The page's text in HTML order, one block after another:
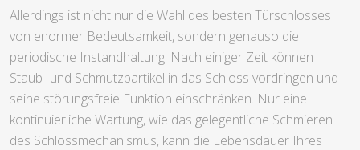
Allerdings ist nicht nur die Wahl des besten Türschlosses
von enormer Bedeutsamkeit, sondern genauso die
periodische Instandhaltung. Nach einiger Zeit können
Staub- und Schmutzpartikel in das Schloss vordringen und
seine störungsfreie Funktion einschränken. Nur eine
kontinuierliche Wartung, wie das gelegentliche Schmieren
des Schlossmechanismus, kann die Lebensdauer Ihres